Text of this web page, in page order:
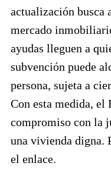
actualización busca
mercado
ayudas lleguen a
subvención puede
persona, sujeta a
Con esta medida, el
compromiso con la
una vivienda digna.
el enlace.